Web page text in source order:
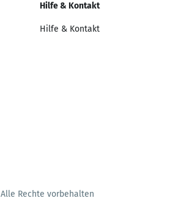
Hilfe & Kontakt
Hilfe & Kontakt
Rechte vorbehalten